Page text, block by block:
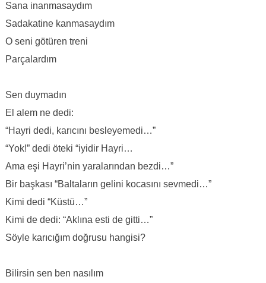
Sana inanmasaydım
Sadakatine kanmasaydım
O seni götüren treni
Parçalardım
Sen duymadın
El alem ne dedi:
“Hayri dedi, karıcını besleyemedi…”
“Yok!” dedi öteki “iyidir Hayri…
Ama eşi Hayri’nin yaralarından bezdi…”
Bir başkası “Baltaların gelini kocasını sevmedi…”
Kimi dedi “Küstü…”
Kimi de dedi: “Aklına esti de gitti…”
Söyle karıcığım doğrusu hangisi?
Bilirsin sen ben nasılım